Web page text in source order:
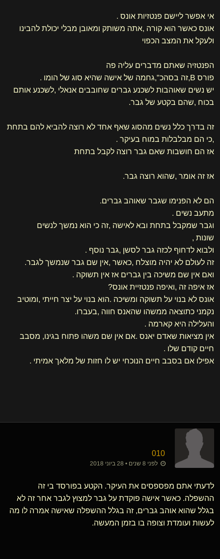
אי אפשר ליישם פנטזיות אונס .
אונס כאשר הוא קורה ,אתה משותק ומאובן מבלי יכולת להבינו
ולעקל את המצב הכפוי
הפנטזיה שאתם מדברים עליה פה
פורס B,זה בסהכ",גחמה של אישה שהיא סוג של הומו .
יש נשים שאוהבות לשכנע גברים שחובבים אנאלי ,לשכנע אותם
בכוח ,שהם בקטע של גבר.
זה בדרך כלל נשים מהסוג שאף אחד לא רוצה להביא להם בתחת
,כי הם מבלבלות במוח בעיקר .
אז הם חושבות שאם גבר רוצה לקבל בתחת
אז זה אומר ,שהוא רוצה גבר.
הם לא הפנימו שגבר שאוהב גברים.
מתעב נשים .
וגבר שמקבל בתחת ובא לאישה ,זה כי הוא נמשך לנשים
שונות ,
ולבוא לדחוף לכזה גבר לסשן ,גבר נוסף .
זה לעולם לא יהיה מוצלח ,כאשר ,אין שם גבר שנמשך לגבר.
ואם אין שם משיכה בין גברים אז אין תשוקה .
אז איפה זה ,ואיפה פנטזיית אונס?
אונס לא בנוי על תשוקה ומשיכה .הוא בנוי על יצר חייתי ,ומוטיב
נקמני כתוצאה ממשהו שהאנס חווה ,בעברו.
והעלילה היא קארמה .
אין מציאות שאדם יאנס .אם אין שם משהו פתוח בגינו, מסבב
חיים קודם שלו .
אפילו אם בסבב חיים הנוכחי יש לו חזות של מלאך אמיתי .
010
לפני 8 שנים • 28 ביוני 2018
לדעתי אתם מפספסים את העיקר. הקטע בפורסד בי זה
ההשפלה. כאשר אישה פוקדת על גבר למצוץ לגבר אחר זה לא
בגלל שהוא אוהב גברים, זה בגלל ההשפלה שאישה אמרה לו מה
לעשות ועומדת וצופה בו בזמן המעשה.